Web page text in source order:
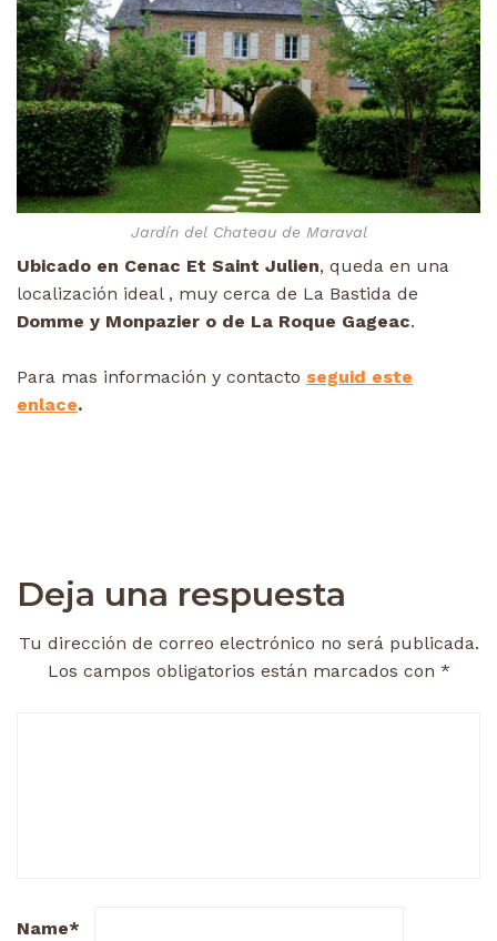
Jardín del Chateau de Maraval
Ubicado en Cenac Et Saint Julien, queda en una
localización ideal , muy cerca de La Bastida de
Domme y Monpazier o de La Roque Gageac.
Para mas información y contacto seguid este
enlace.
Deja una respuesta
Tu dirección de correo electrónico no será publicada.
Los campos obligatorios están marcados con *
Name*